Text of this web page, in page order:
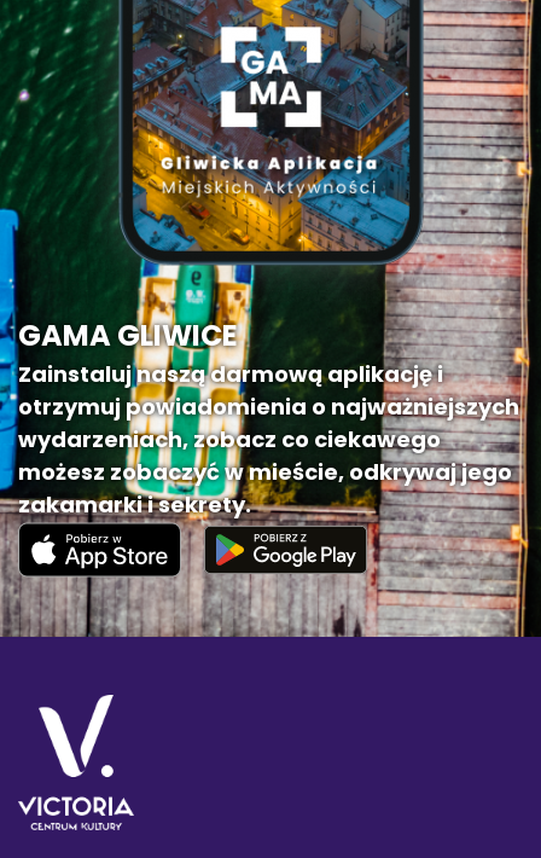
GAMA GLIWICE
Zainstaluj naszą darmową aplikację i
otrzymuj powiadomienia o najważniejszych
wydarzeniach, zobacz co ciekawego
możesz zobaczyć w mieście, odkrywaj jego
zakamarki i sekrety.